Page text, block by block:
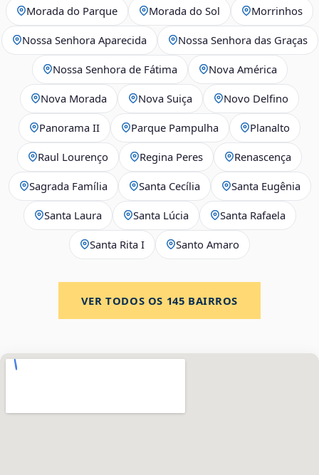
Morada do Parque Morada do Sol Morrinhos
Nossa Senhora Aparecida Nossa Senhora das Graças
Nossa Senhora de Fátima Nova América
Nova Morada Nova Suiça Novo Delfino
Panorama II Parque Pampulha Planalto
Raul Lourenço Regina Peres Renascença
Sagrada Família Santa Cecília Santa Eugênia
Santa Laura Santa Lúcia Santa Rafaela
Santa Rita I Santo Amaro
VER TODOS OS 145 BAIRROS